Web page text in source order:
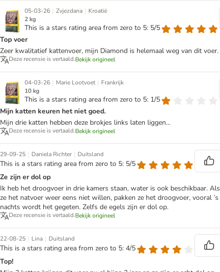
05-03-26 | Zvjezdana | Kroatië
2 kg
This is a stars rating area from zero to 5: 5/5
Top voer
Zeer kwalitatief kattenvoer, mijn Diamond is helemaal weg van dit voer.
Deze recensie is vertaald.Bekijk origineel
04-03-26 | Marie Lootvoet | Frankrijk
10 kg
This is a stars rating area from zero to 5: 1/5
Mijn katten keuren het niet goed.
Mijn drie katten hebben deze brokjes links laten liggen...
Deze recensie is vertaald.Bekijk origineel
29-09-25 | Daniela Richter | Duitsland
This is a stars rating area from zero to 5: 5/5
Ze zijn er dol op
Ik heb het droogvoer in drie kamers staan, water is ook beschikbaar. Als
ze het natvoer weer eens niet willen, pakken ze het droogvoer, vooral ’s
nachts wordt het gegeten. Zelfs de egels zijn er dol op.
Deze recensie is vertaald.Bekijk origineel
22-08-25 | Lina | Duitsland
This is a stars rating area from zero to 5: 4/5
Top!